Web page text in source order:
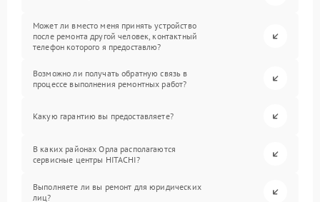
Может ли вместо меня принять устройство
после ремонта другой человек, контактный
телефон которого я предоставлю?
Возможно ли получать обратную связь в
процессе выполнения ремонтных работ?
Какую гарантию вы предоставляете?
В каких районах Орла располагаются
сервисные центры HITACHI?
Выполняете ли вы ремонт для юридических
лиц?